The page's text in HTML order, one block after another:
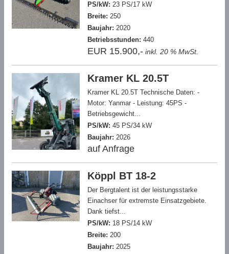
PS/kW: 23 PS/17 kW
Breite: 250
Baujahr: 2020
Betriebsstunden: 440
EUR 15.900,- inkl. 20 % MwSt.
Kramer KL 20.5T
Kramer KL 20.5T Technische Daten: -
Motor: Yanmar - Leistung: 45PS -
Betriebsgewicht...
PS/kW: 45 PS/34 kW
Baujahr: 2026
auf Anfrage
Köppl BT 18-2
Der Bergtalent ist der leistungsstarke
Einachser für extremste Einsatzgebiete.
Dank tiefst...
PS/kW: 18 PS/14 kW
Breite: 200
Baujahr: 2025